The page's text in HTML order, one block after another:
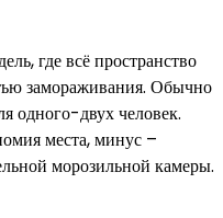
где всё пространство
замораживания. Обычно
одного-двух человек.
места, минус –
морозильной камеры.